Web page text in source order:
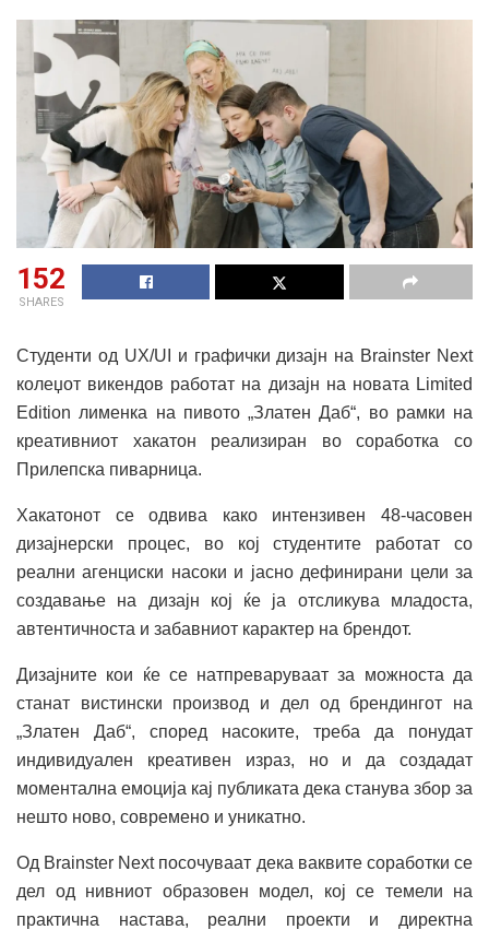
152
SHARES
Студенти од UX/UI и графички дизајн на Brainster Next
колеџот викендов работат на дизајн на новата Limited
Edition лименка на пивото „Златен Даб“, во рамки на
креативниот хакатон реализиран во соработка со
Прилепска пиварница.
Хакатонот се одвива како интензивен 48-часовен
дизајнерски процес, во кој студентите работат со
реални агенциски насоки и јасно дефинирани цели за
создавање на дизајн кој ќе ја отсликува младоста,
автентичноста и забавниот карактер на брендот.
Дизајните кои ќе се натпреваруваат за можноста да
станат вистински прoизвод и дел од брендингот на
„Златен Даб“, според насоките, треба да понудат
индивидуален креативен израз, но и да создадат
моментална емоција кај публиката дека станува збор за
нешто ново, современо и уникатно.
Од Brainster Next посочуваат дека ваквите соработки се
дел од нивниот образовен модел, кој се темели на
практична настава, реални проекти и директна